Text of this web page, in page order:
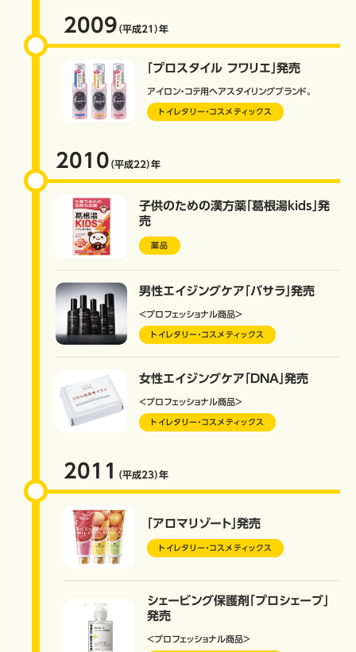
2009 （平成21）年
「プロスタイル フワリエ」発売
アイロン・コテ用ヘアスタイリングブランド。
トイレタリー・コスメティックス
2010 （平成22）年
子供のための漢方薬「葛根湯kids」発
売
薬品
男性エイジングケア「バサラ」発売
＜プロフェッショナル商品＞
トイレタリー・コスメティックス
女性エイジングケア「DNA」発売
＜プロフェッショナル商品＞
トイレタリー・コスメティックス
2011 （平成23）年
「アロマリゾート」発売
トイレタリー・コスメティックス
シェービング保護剤「プロシェーブ」
発売
＜プロフェッショナル商品＞